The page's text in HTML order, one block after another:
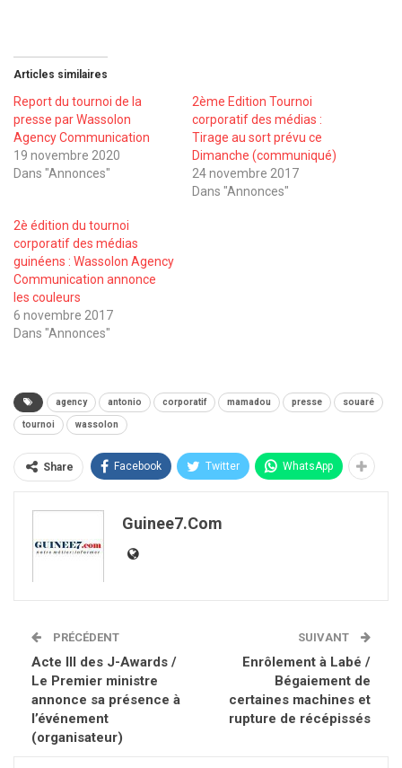
Articles similaires
Report du tournoi de la
presse par Wassolon
Agency Communication
19 novembre 2020
Dans "Annonces"
2ème Edition Tournoi
corporatif des médias :
Tirage au sort prévu ce
Dimanche (communiqué)
24 novembre 2017
Dans "Annonces"
2è édition du tournoi
corporatif des médias
guinéens : Wassolon Agency
Communication annonce
les couleurs
6 novembre 2017
Dans "Annonces"
agency antonio corporatif mamadou presse souaré
tournoi wassolon
Share Facebook Twitter WhatsApp
Guinee7.com
PRÉCÉDENT
Acte III des J-Awards /
Le Premier ministre
annonce sa présence à
l’événement
(organisateur)
SUIVANT
Enrôlement à Labé /
Bégaiement de
certaines machines et
rupture de récépissés